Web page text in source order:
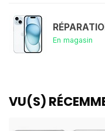
En magasin
VU(S)